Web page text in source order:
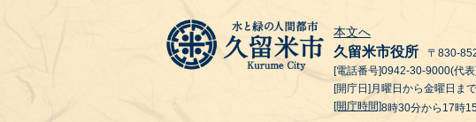
本文へ
久留米市役所 〒830-
[電話番号]0942-30-9000(代
[開庁日]月曜日から金曜日ま
[開庁時間]8時30分から17時